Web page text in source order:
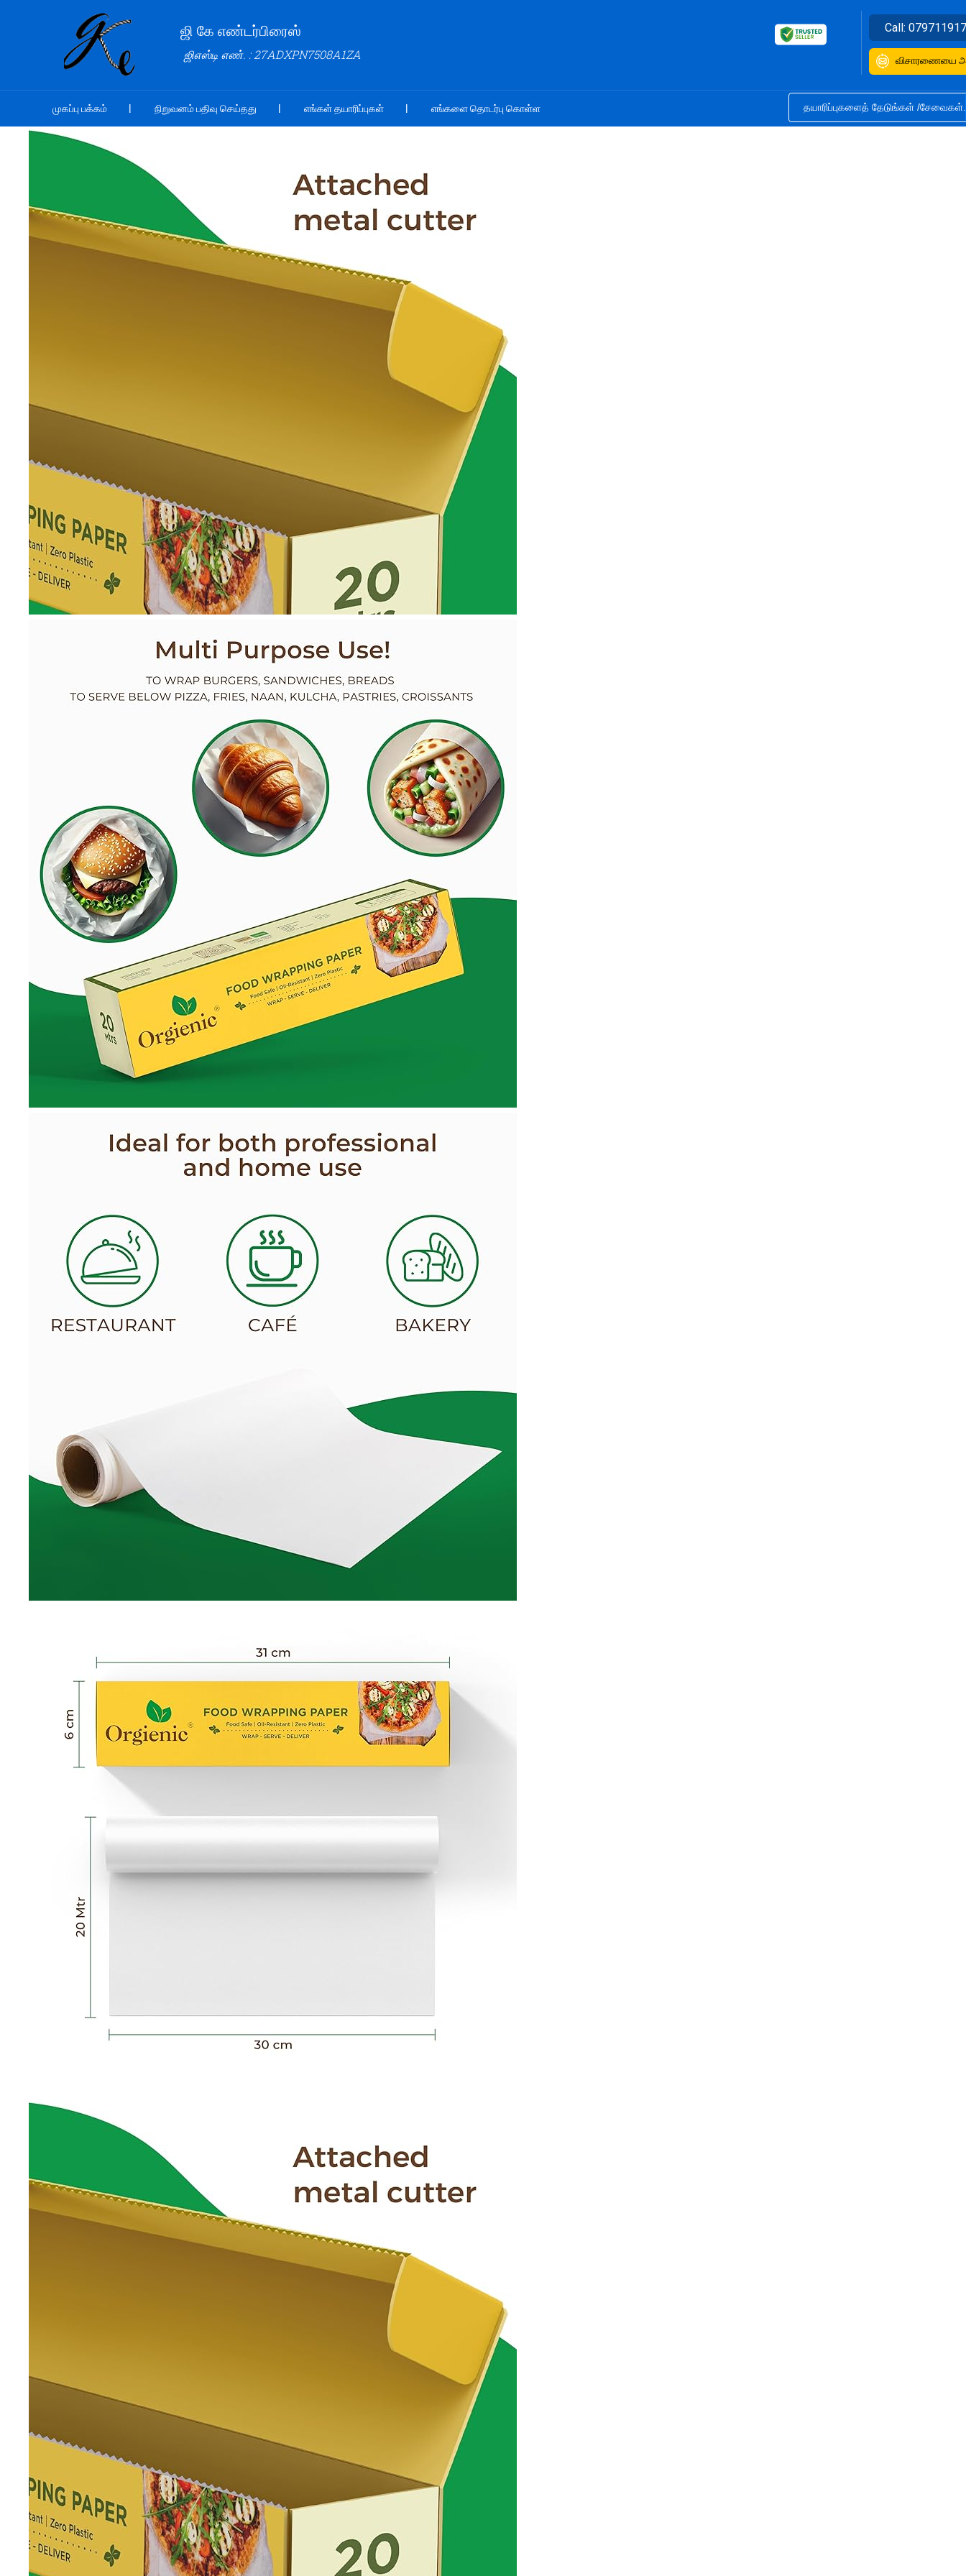
ஜி கே எண்டர்பிரைஸ்
ஜிஎஸ்டி எண். : 27ADXPN7508A1ZA
Call:
விசாரணையை
முகப்பு பக்கம் நிறுவனம் பதிவு செய்தது எங்கள் தயாரிப்புகள் எங்களை தொடர்பு கொள்ள